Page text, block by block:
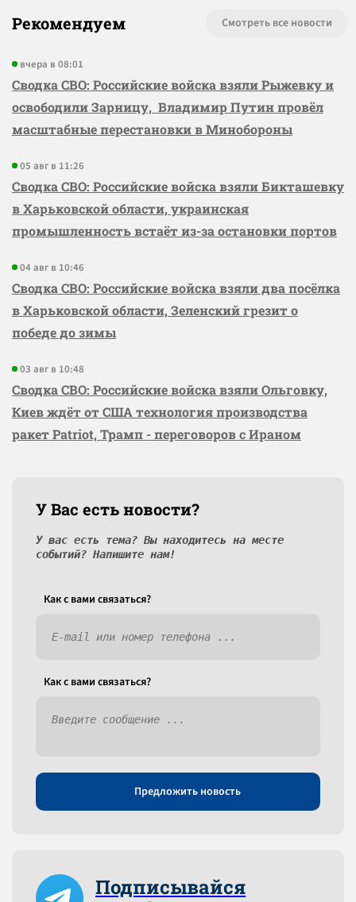
Рекомендуем Смотреть все новости
вчера в 08:01
Сводка СВО: Российские войска взяли Рыжевку и
освободили Зарницу, Владимир Путин провёл
масштабные перестановки в Минобороны
05 авг в 11:26
Сводка СВО: Российские войска взяли Бикташевку
в Харьковской области, украинская
промышленность встаёт из-за остановки портов
04 авг в 10:46
Сводка СВО: Российские войска взяли два посёлка
в Харьковской области, Зеленский грезит о
победе до зимы
03 авг в 10:48
Сводка СВО: Российские войска взяли Ольговку,
Киев ждёт от США технология производства
ракет Patriot, Трамп - переговоров с Ираном
У Вас есть новости?
У вас есть тема? Вы находитесь на месте
событий? Напишите нам!
Как c вами связаться?
Как c вами связаться?
Предложить новость
Подписывайся